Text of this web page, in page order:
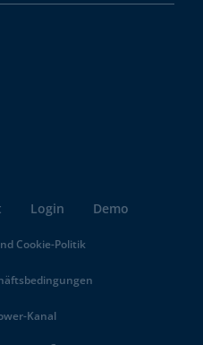
Login Demo
Cookie-Politik
Kanal